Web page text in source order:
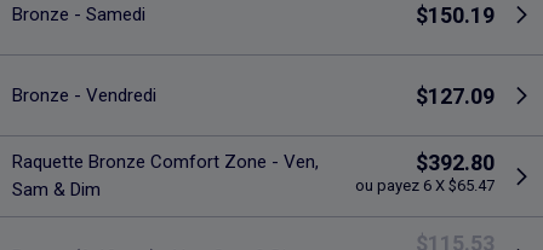
Bronze - Samedi $150.19
Bronze - Vendredi $127.09
Raquette Bronze Comfort Zone - Ven,
Sam & Dim
$392.80
ou payez 6 X $65.47
$115.53